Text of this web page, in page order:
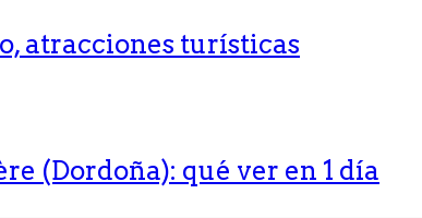
atracciones turísticas
(Dordoña): qué ver en 1 día